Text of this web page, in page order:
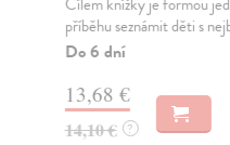
příběhu seznámit děti s
Do 6 dní
13,68 €
14,10 € ?